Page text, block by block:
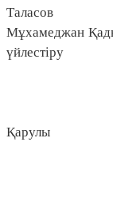
Таласов -
Мұхамеджан
үйлестіру
штабының
Қарулы
күштері
бірінші